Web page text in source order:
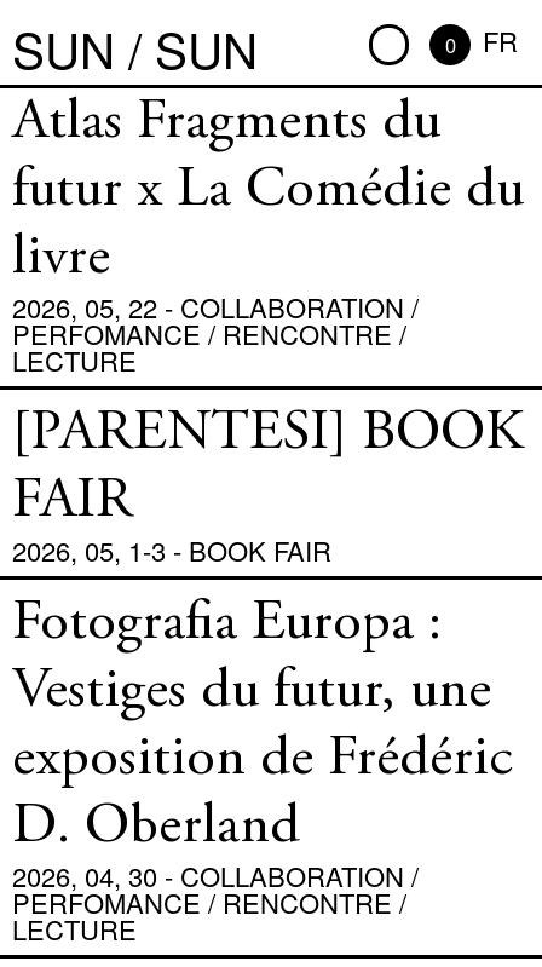
SUN / SUN 0 FR
Atlas Fragments du
futur x La Comédie du
livre
2026, 05, 22 - COLLABORATION /
PERFOMANCE / RENCONTRE /
LECTURE
[PARENTESI] BOOK
FAIR
2026, 05, 1-3 - BOOK FAIR
Fotografia Europa :
Vestiges du futur, une
exposition de Frédéric
D. Oberland
2026, 04, 30 - COLLABORATION /
PERFOMANCE / RENCONTRE /
LECTURE